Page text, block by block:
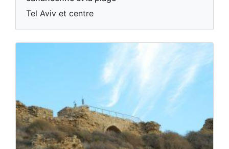
Tel Aviv et centre